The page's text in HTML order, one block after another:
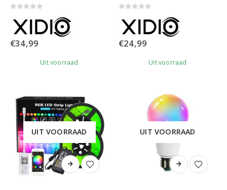
€34,99
Uit voorraad
€24,99
Uit voorraad
UIT VOORRAAD UIT VOORRAAD